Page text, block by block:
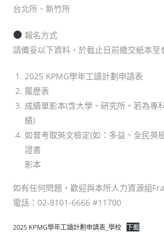
台北所、新竹所
報名方式
請備妥以下資料，於截止日前繳交紙本至
2025 KPMG學年工讀計劃申請表
履歷表
成績單影本(含大學、研究所。若為專
績)
如曾考取英文檢定(如：多益、全民英
證書
影本
如有任何問題，歡迎與本所人力資源組
電話：02-8101-6666 #11700
2025 KPMG學年工讀計劃申請表_學校 下載